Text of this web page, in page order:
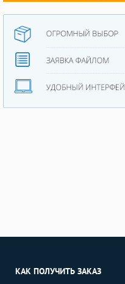
КАК ПОЛУЧИТЬ ЗАКАЗ